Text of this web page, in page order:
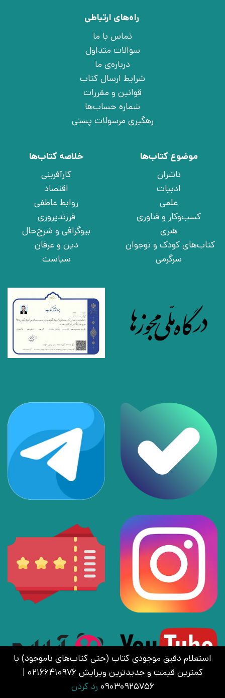
استعلام دقیق موجودی کتاب (حتی کتاب‌های ناموجود) با
کمترین قیمت و جدیدترین ویرایش 02166410976 |
09030925756 رد کردن
راه‌های ارتباطی
تماس با ما
سوالات متداول
درباره‌ی ما
شرایط ارسال کتاب
قوانین و مقررات
شماره حساب‌ها
رهگیری مرسولات پستی
موضوع کتاب‌ها
ناشران
ادبیات
علمی
کسب‌وکار و فناوری
هنری
کتاب‌های کودک و نوجوان
سرگرمی
خلاصه کتاب‌ها
کارآفرینی
اقتصاد
روابط عاطفی
فرزندپروری
بیوگرافی و شرح‌حال
دین و عرفان
سیاست